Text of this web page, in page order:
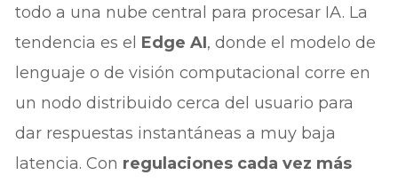
todo a una nube central para procesar IA. La
tendencia es el Edge AI, donde el modelo de
lenguaje o de visión computacional corre en
un nodo distribuido cerca del usuario para
dar respuestas instantáneas a muy baja
latencia. Con regulaciones cada vez más